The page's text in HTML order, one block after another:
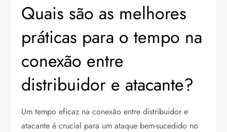
Quais são as melhores
práticas para o tempo na
conexão entre
distribuidor e atacante?
Um tempo eficaz na conexão entre distribuidor e
atacante é crucial para um ataque bem-sucedido no